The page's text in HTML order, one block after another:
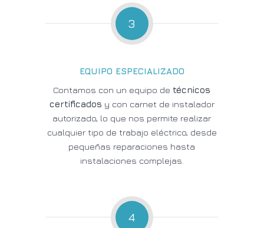
3
EQUIPO ESPECIALIZADO
Contamos con un equipo de técnicos
certificados y con carnet de instalador
autorizado, lo que nos permite realizar
cualquier tipo de trabajo eléctrico, desde
pequeñas reparaciones hasta
instalaciones complejas.
4